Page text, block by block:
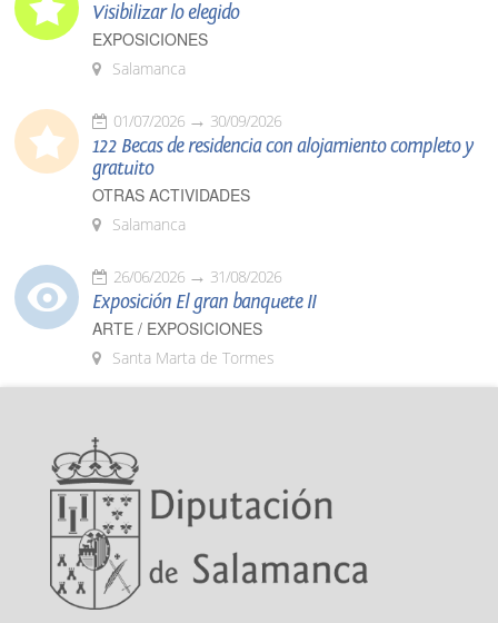
Visibilizar lo elegido
EXPOSICIONES
Salamanca
01/07/2026 30/09/2026
122 Becas de residencia con alojamiento completo y
gratuito
OTRAS ACTIVIDADES
Salamanca
26/06/2026 31/08/2026
Exposición El gran banquete II
ARTE / EXPOSICIONES
Santa Marta de Tormes